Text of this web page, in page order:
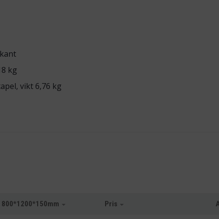
kg
vikt 6,76 kg
800*1200*150mm Pris